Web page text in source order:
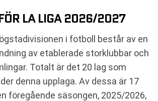
LA LIGA 2026/2027
i fotboll består av en
av etablerade storklubbar och
Totalt är det 20 lag som
denna upplaga. Av dessa är 17
föregående säsongen, 2025/2026,